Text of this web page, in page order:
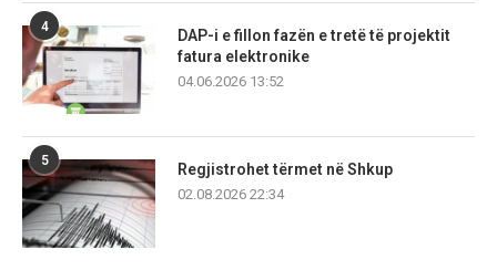
4
DAP-i e fillon fazën e tretë të projektit
fatura elektronike
04.06.2026 13:52
5
Regjistrohet tërmet në Shkup
02.08.2026 22:34